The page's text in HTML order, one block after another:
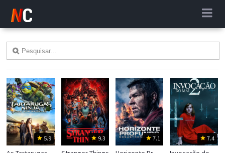
5.9 9.3 7.1 7.4